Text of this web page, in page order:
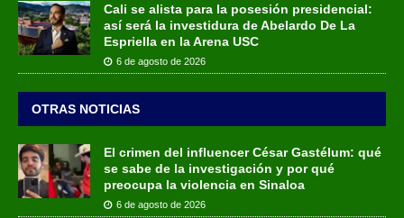
Cali se alista para la posesión presidencial:
así será la investidura de Abelardo De La
Espriella en la Arena USC
6 de agosto de 2026
OTRAS NOTICIAS
El crimen del influencer César Gastélum: qué
se sabe de la investigación y por qué
preocupa la violencia en Sinaloa
6 de agosto de 2026